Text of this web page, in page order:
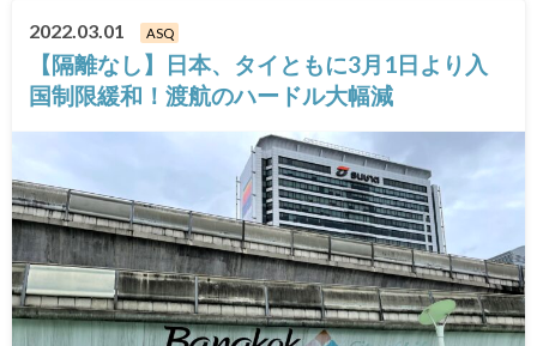
2022.03.01 ASQ
【隔離なし】日本、タイともに3月1日より入
国制限緩和！渡航のハードル大幅減